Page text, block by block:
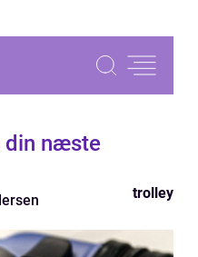
din næste
trolley